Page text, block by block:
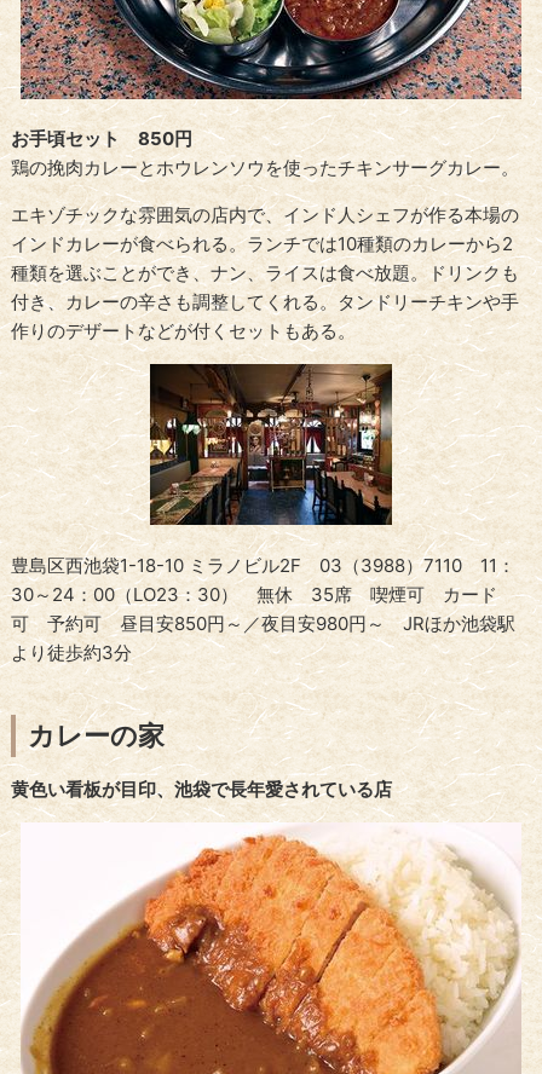
お手頃セット 850円
鶏の挽肉カレーとホウレンソウを使ったチキンサーグカレー。
エキゾチックな雰囲気の店内で、インド人シェフが作る本場の
インドカレーが食べられる。ランチでは10種類のカレーから2
種類を選ぶことができ、ナン、ライスは食べ放題。ドリンクも
付き、カレーの辛さも調整してくれる。タンドリーチキンや手
作りのデザートなどが付くセットもある。
豊島区西池袋1-18-10 ミラノビル2F 03（3988）7110 11：
30～24：00（LO23：30） 無休 35席 喫煙可 カード
可 予約可 昼目安850円～／夜目安980円～ JRほか池袋駅
より徒歩約3分
カレーの家
黄色い看板が目印、池袋で長年愛されている店